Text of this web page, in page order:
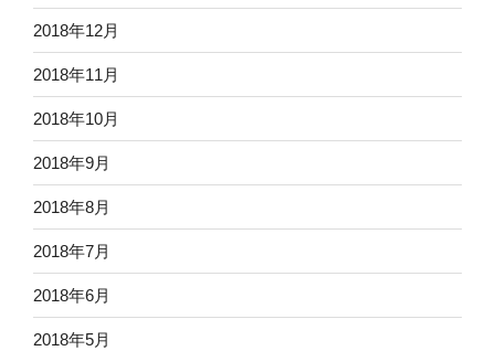
2018年12月
2018年11月
2018年10月
2018年9月
2018年8月
2018年7月
2018年6月
2018年5月